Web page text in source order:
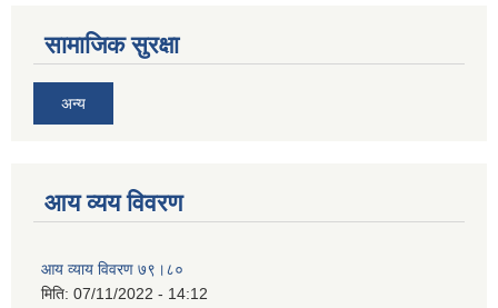
सामाजिक सुरक्षा
अन्य
आय व्यय विवरण
आय व्याय विवरण ७९।८०
मिति: 07/11/2022 - 14:12